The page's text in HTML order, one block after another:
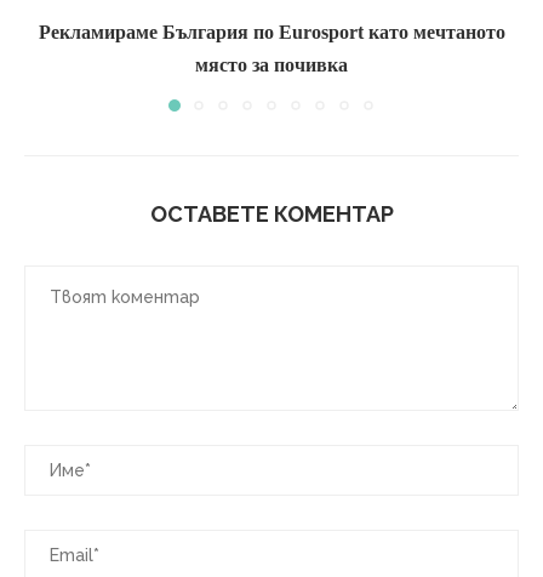
Рекламираме България по Eurosport като мечтаното
място за почивка
ОСТАВЕТЕ КОМЕНТАР